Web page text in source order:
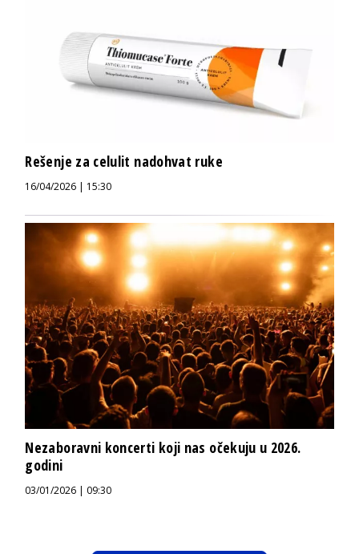
Rešenje za celulit nadohvat ruke
16/04/2026 | 15:30
Nezaboravni koncerti koji nas očekuju u 2026.
godini
03/01/2026 | 09:30